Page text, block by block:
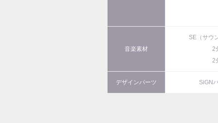
音楽素材
SE（サウ
2
2
デザインパーツ SiGN